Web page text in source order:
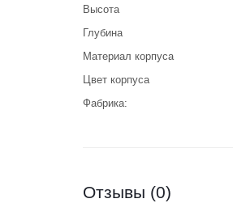
Высота
Глубина
Материал корпуса
Цвет корпуса
Фабрика:
Отзывы (0)